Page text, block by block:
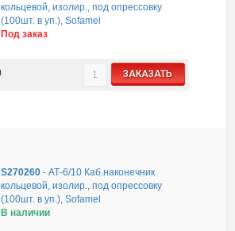
кольцевой, изолир., под опрессовку
(100шт. в уп.), Sofamel
Под заказ
ЗАКАЗАТЬ
S270260 -АТ-6/10 Каб.наконечник
кольцевой, изолир., под опрессовку
(100шт. в уп.), Sofamel
В наличии